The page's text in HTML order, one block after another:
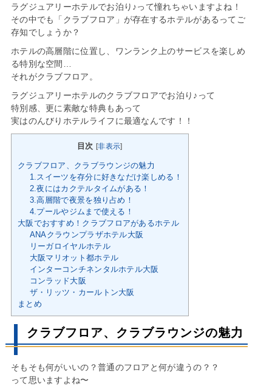
ラグジュアリーホテルでお泊り♪って憧れちゃいますよね！
その中でも「クラブフロア」が存在するホテルがあるってご
存知でしょうか？
ホテルの高層階に位置し、ワンランク上のサービスを楽しめ
る特別な空間…
それがクラブフロア。
ラグジュアリーホテルのクラブフロアでお泊り♪って
特別感、更に素敵な特典もあって
実はのんびりホテルライフに最適なんです！！
目次 [非表示]
クラブフロア、クラブラウンジの魅力
1.スイーツを存分に好きなだけ楽しめる！
2.夜にはカクテルタイムがある！
3.高層階で夜景を独り占め！
4.プールやジムまで使える！
大阪でおすすめ！クラブフロアがあるホテル
ANAクラウンプラザホテル大阪
リーガロイヤルホテル
大阪マリオット都ホテル
インターコンチネンタルホテル大阪
コンラッド大阪
ザ・リッツ・カールトン大阪
まとめ
クラブフロア、クラブラウンジの魅力
そもそも何がいいの？普通のフロアと何が違うの？？
って思いますよね〜